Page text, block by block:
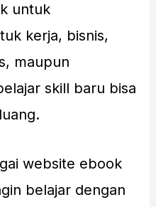
untuk
kerja, bisnis,
maupun
skill baru bisa
website ebook
belajar dengan